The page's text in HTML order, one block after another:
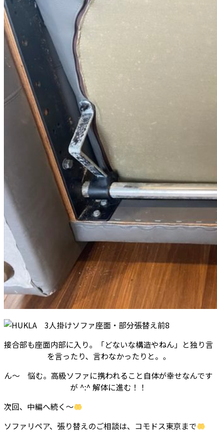
接合部も座面内部に入り。「どないな構造やねん」と独り言
を言ったり、言わなかったりと。。
ん～ 悩む。高級ソファに携われること自体が幸せなんです
が ^:^ 解体に進む！！
次回、中編へ続く～
ソファリペア、張り替えのご相談は、コモドス東京まで